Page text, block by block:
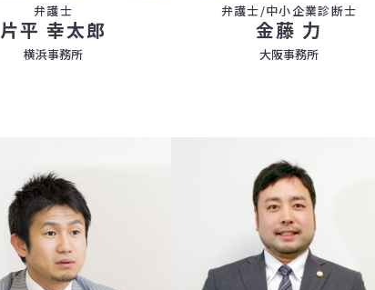
弁護士
片平 幸太郎
横浜事務所
弁護士/中小企業診断士
金藤 力
大阪事務所